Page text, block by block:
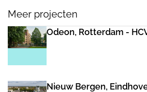
Meer projecten
Odeon, Rotterdam -
Nieuw Bergen,